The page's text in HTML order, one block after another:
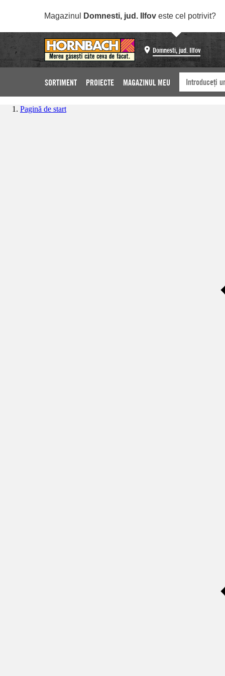
Magazinul Domnesti, jud. Ilfov este cel potrivit?
Domnesti, jud. Ilfov
SORTIMENT PROIECTE MAGAZINUL MEU
Pagină de start